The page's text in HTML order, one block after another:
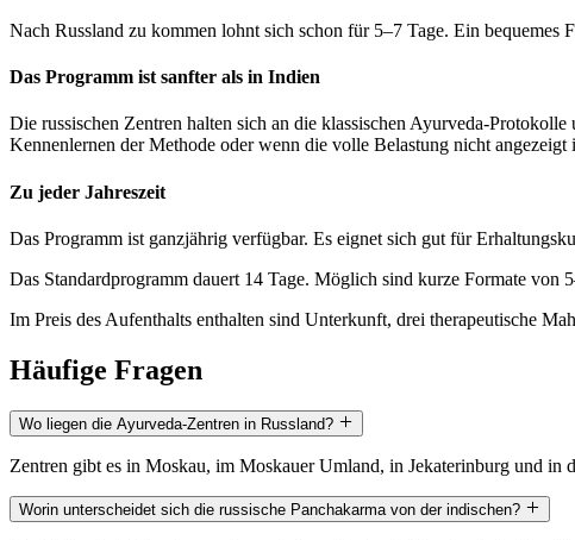
Nach Russland zu kommen lohnt sich schon für 5–7 Tage. Ein
Das Programm ist sanfter als in Indien
Die russischen Zentren halten sich an die klassischen Ayurveda-
Kennenlernen der Methode oder wenn die volle Belastung nicht angezeigt
Zu jeder Jahreszeit
Das Programm ist ganzjährig verfügbar. Es eignet sich gut für
Das Standardprogramm dauert 14 Tage. Möglich sind kurze Formate
Im Preis des Aufenthalts enthalten sind Unterkunft, drei therapeutische
Häufige Fragen
Wo liegen die Ayurveda-Zentren in Russland?
Zentren gibt es in Moskau, im Moskauer Umland, in Jekaterinburg und in
Worin unterscheidet sich die russische Panchakarma von der indischen?